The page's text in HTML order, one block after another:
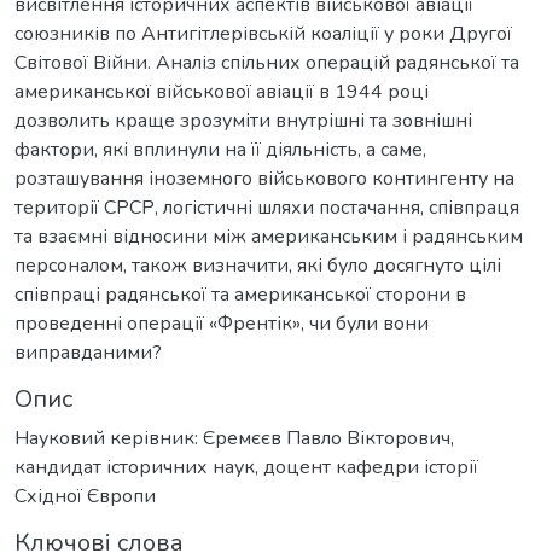
союзників по Антигітлерівській коаліції у роки Другої
Світової Війни. Аналіз спільних операцій радянської та
американської військової авіації в 1944 році
дозволить краще зрозуміти внутрішні та зовнішні
фактори, які вплинули на її діяльність, а саме,
розташування іноземного військового контингенту на
території СРСР, логістичні шляхи постачання, співпраця
та взаємні відносини між американським і радянським
персоналом, також визначити, які було досягнуто цілі
співпраці радянської та американської сторони в
проведенні операції «Френтік», чи були вони
виправданими?
Опис
Науковий керівник: Єремєєв Павло Вікторович,
кандидат історичних наук, доцент кафедри історії
Східної Європи
Ключові слова